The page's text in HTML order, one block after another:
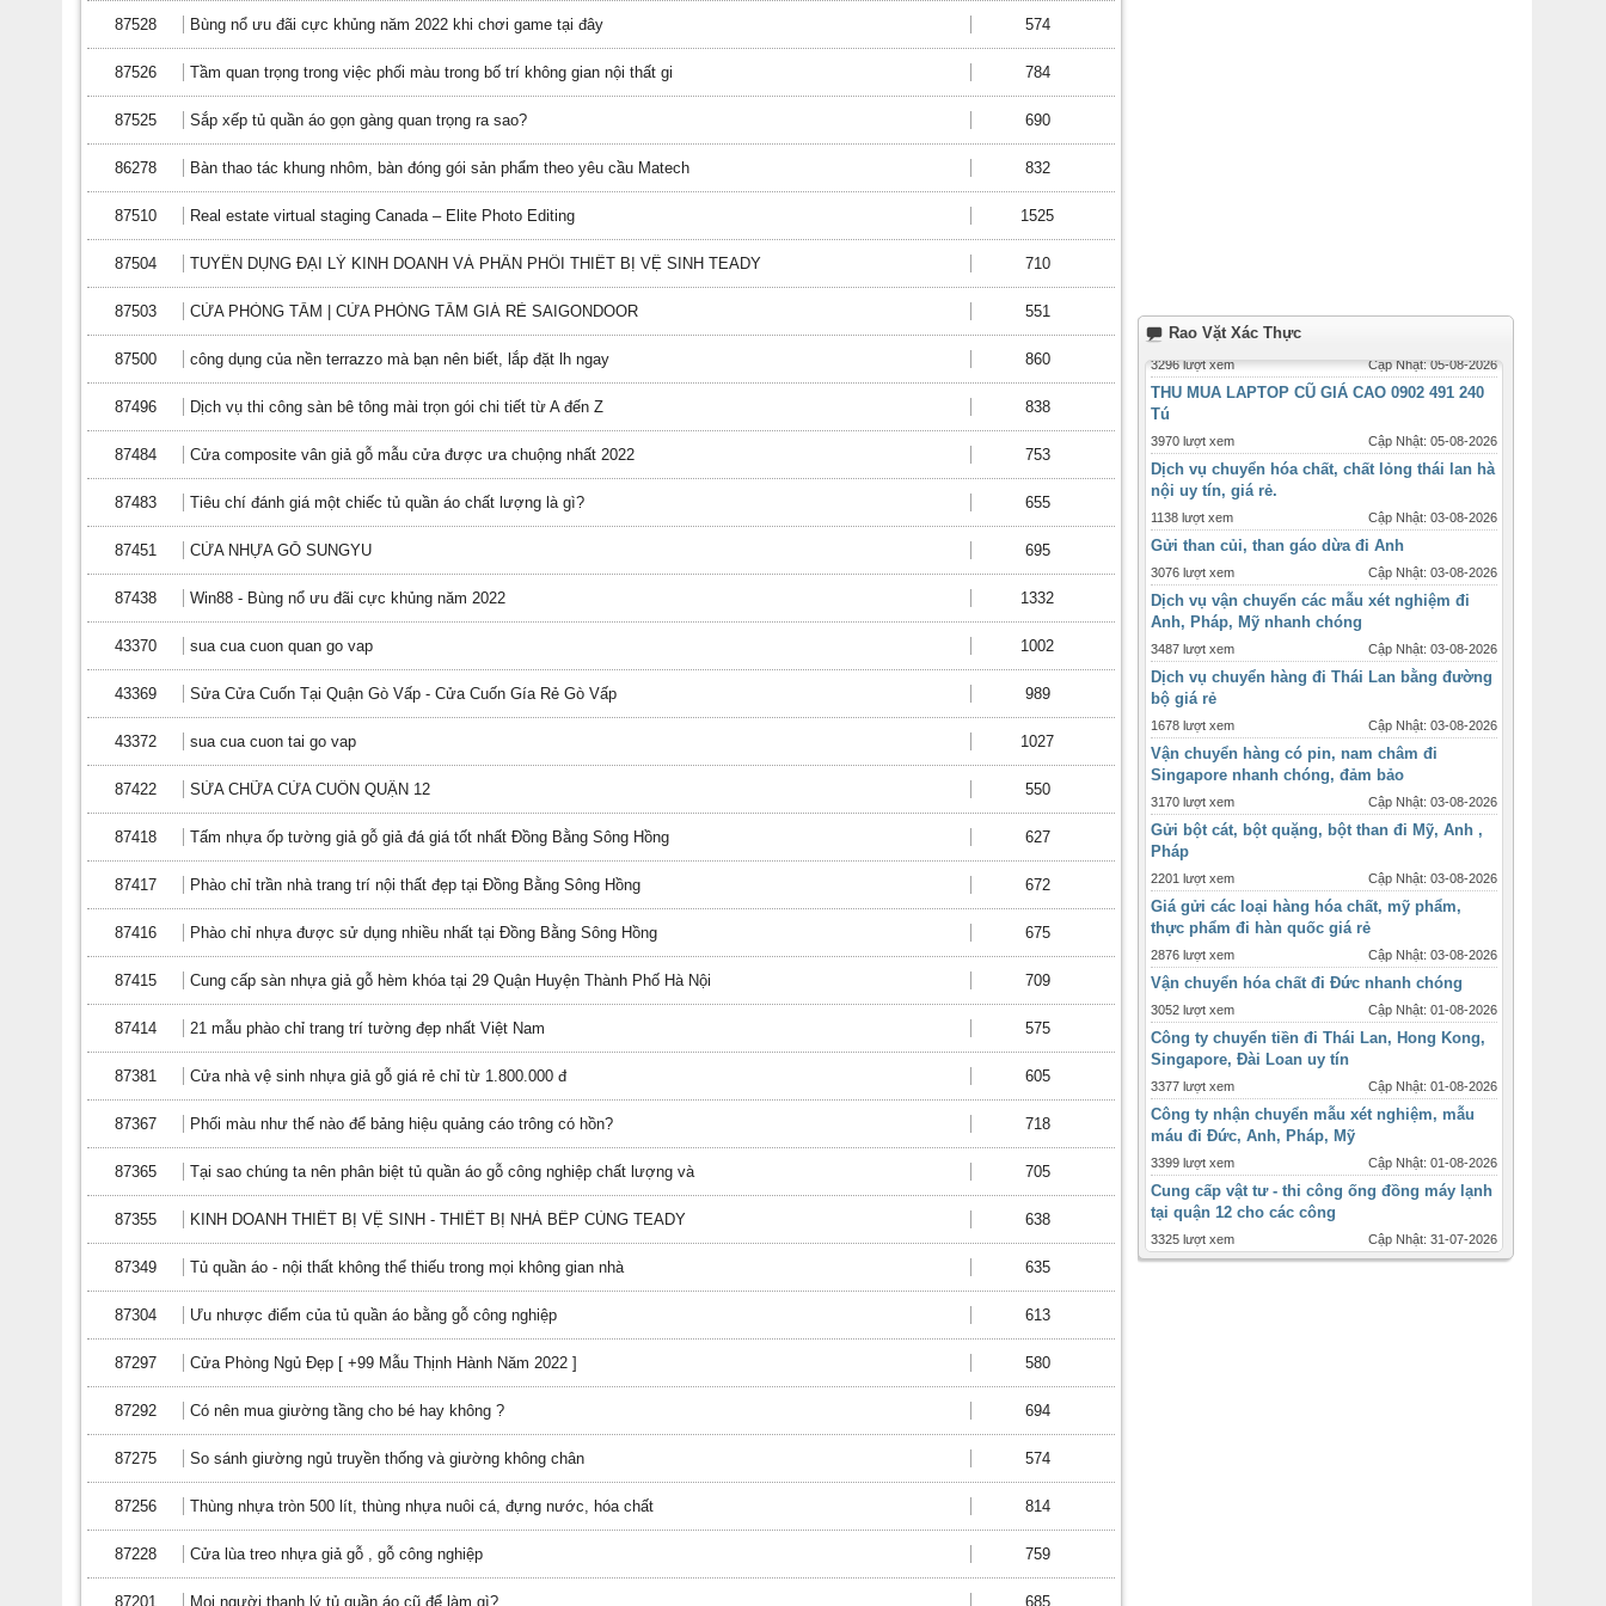
87528 Bùng nổ ưu đãi cực khủng năm 2022 khi chơi game tại đây 574
87526 Tầm quan trọng trong việc phối màu trong bố trí không gian nội thất gi 784
87525 Sắp xếp tủ quần áo gọn gàng quan trọng ra sao? 690
86278 Bàn thao tác khung nhôm, bàn đóng gói sản phẩm theo yêu cầu Matech 832
87510 Real estate virtual staging Canada – Elite Photo Editing 1525
87504 TUYỂN DỤNG ĐẠI LÝ KINH DOANH VÀ PHÂN PHỐI THIẾT BỊ VỆ SINH TEADY 710
87503 CỬA PHÒNG TẮM | CỬA PHÒNG TẮM GIÁ RẺ SAIGONDOOR 551
87500 công dụng của nền terrazzo mà bạn nên biết, lắp đặt lh ngay 860
87496 Dịch vụ thi công sàn bê tông mài trọn gói chi tiết từ A đến Z 838
87484 Cửa composite vân giả gỗ mẫu cửa được ưa chuộng nhất 2022 753
87483 Tiêu chí đánh giá một chiếc tủ quần áo chất lượng là gì? 655
87451 CỬA NHỰA GỖ SUNGYU 695
87438 Win88 - Bùng nổ ưu đãi cực khủng năm 2022 1332
43370 sua cua cuon quan go vap 1002
43369 Sửa Cửa Cuốn Tại Quận Gò Vấp - Cửa Cuốn Gía Rẻ Gò Vấp 989
43372 sua cua cuon tai go vap 1027
87422 SỬA CHỮA CỬA CUỐN QUẬN 12 550
87418 Tấm nhựa ốp tường giả gỗ giả đá giá tốt nhất Đồng Bằng Sông Hồng 627
87417 Phào chỉ trần nhà trang trí nội thất đẹp tại Đồng Bằng Sông Hồng 672
87416 Phào chỉ nhựa được sử dụng nhiều nhất tại Đồng Bằng Sông Hồng 675
87415 Cung cấp sàn nhựa giả gỗ hèm khóa tại 29 Quận Huyện Thành Phố Hà Nội 709
87414 21 mẫu phào chỉ trang trí tường đẹp nhất Việt Nam 575
87381 Cửa nhà vệ sinh nhựa giả gỗ giá rẻ chỉ từ 1.800.000 đ 605
87367 Phối màu như thế nào để bảng hiệu quảng cáo trông có hồn? 718
87365 Tại sao chúng ta nên phân biệt tủ quần áo gỗ công nghiệp chất lượng và 705
87355 KINH DOANH THIẾT BỊ VỆ SINH - THIẾT BỊ NHÀ BẾP CÙNG TEADY 638
87349 Tủ quần áo - nội thất không thể thiếu trong mọi không gian nhà 635
87304 Ưu nhược điểm của tủ quần áo bằng gỗ công nghiệp 613
87297 Cửa Phòng Ngủ Đẹp [ +99 Mẫu Thịnh Hành Năm 2022 ] 580
87292 Có nên mua giường tầng cho bé hay không ? 694
87275 So sánh giường ngủ truyền thống và giường không chân 574
87256 Thùng nhựa tròn 500 lít, thùng nhựa nuôi cá, đựng nước, hóa chất 814
87228 Cửa lùa treo nhựa giả gỗ , gỗ công nghiệp 759
87201 Mọi người thanh lý tủ quần áo cũ để làm gì? 685
Rao Vặt Xác Thực
THU MUA LAPTOP CŨ GIÁ CAO 0902 491 240
Tú
Dịch vụ chuyển hóa chất, chất lỏng thái lan hà
nội uy tín, giá rẻ.
Gửi than củi, than gáo dừa đi Anh
Dịch vụ vận chuyển các mẫu xét nghiệm đi
Anh, Pháp, Mỹ nhanh chóng
Dịch vụ chuyển hàng đi Thái Lan bằng đường
bộ giá rẻ
Vận chuyển hàng có pin, nam châm đi
Singapore nhanh chóng, đảm bảo
Gửi bột cát, bột quặng, bột than đi Mỹ, Anh ,
Pháp
Giá gửi các loại hàng hóa chất, mỹ phẩm,
thực phẩm đi hàn quốc giá rẻ
Vận chuyển hóa chất đi Đức nhanh chóng
Công ty chuyển tiền đi Thái Lan, Hong Kong,
Singapore, Đài Loan uy tín
Công ty nhận chuyển mẫu xét nghiệm, mẫu
máu đi Đức, Anh, Pháp, Mỹ
Cung cấp vật tư - thi công ống đồng máy lạnh
tại quận 12 cho các công
Máy lạnh tủ đứng Daikin - 2ngựa 2hp - inverter